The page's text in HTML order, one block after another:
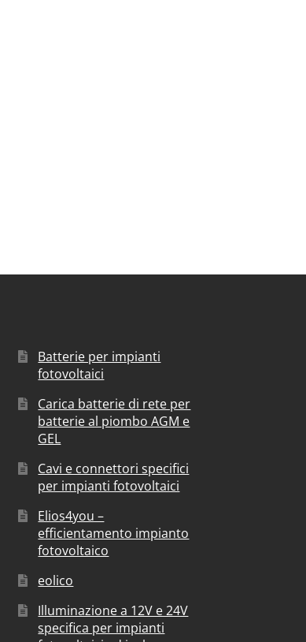
Batterie per impianti
fotovoltaici
Carica batterie di rete per
batterie al piombo AGM e
GEL
Cavi e connettori specifici
per impianti fotovoltaici
Elios4you –
efficientamento impianto
fotovoltaico
eolico
Illuminazione a 12V e 24V
specifica per impianti